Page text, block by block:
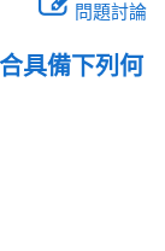
問題討論
具備下列何